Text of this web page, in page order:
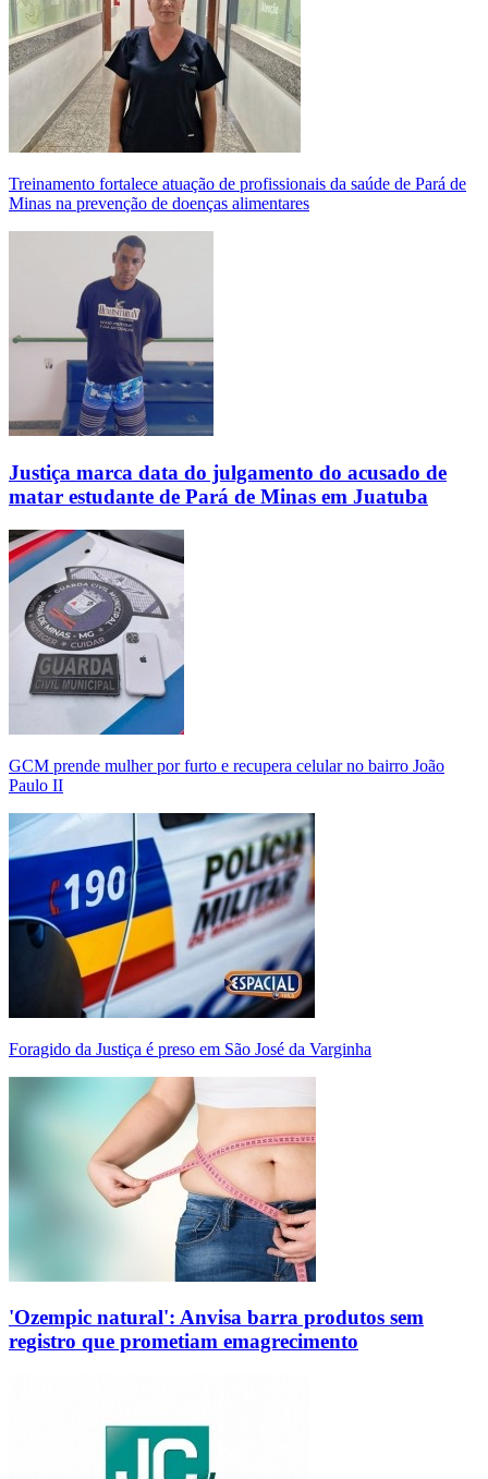
Treinamento fortalece atuação de profissionais da saúde de Pará de
Minas na prevenção de doenças alimentares
Justiça marca data do julgamento do acusado de
matar estudante de Pará de Minas em Juatuba
GCM prende mulher por furto e recupera celular no bairro João
Paulo II
Foragido da Justiça é preso em São José da Varginha
'Ozempic natural': Anvisa barra produtos sem
registro que prometiam emagrecimento